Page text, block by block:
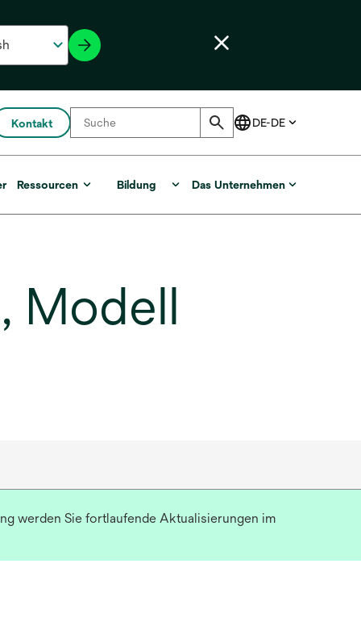
Kontakt
Ressourcen Bildung Das Unternehmen
Modell
werden Sie fortlaufende Aktualisierungen im